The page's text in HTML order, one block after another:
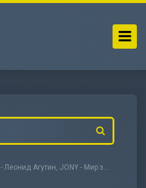
- Леонид Агутин, JONY - Мир зеленого цвета